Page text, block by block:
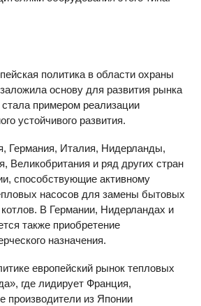
политика в области охраны
основу для развития рынка
примером реализации
устойчивого развития.
Германия, Италия, Нидерланды,
Великобритания и ряд других стран
способствующие активному
насосов для замены бытовых
В Германии, Нидерландах и
также приобретение
назначения.
европейский рынок тепловых
где лидирует Франция,
производители из Японии